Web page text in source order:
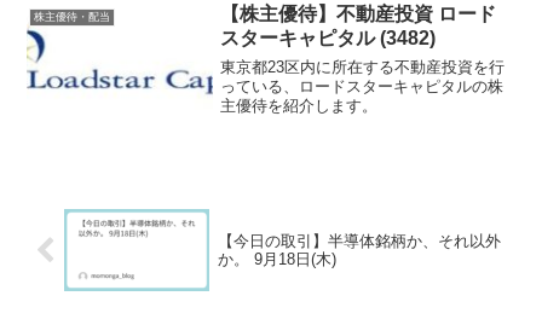
株主優待・配当
【株主優待】不動産投資 ロード
スターキャピタル (3482)
東京都23区内に所在する不動産投資を行
っている、ロードスターキャピタルの株
主優待を紹介します。
【今日の取引】半導体銘柄か、それ以外
か。 9月18日(木)